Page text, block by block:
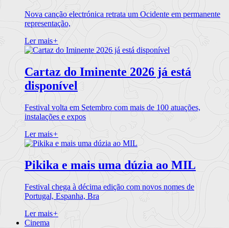
Nova canção electrónica retrata um Ocidente em permanente
representação,
Ler mais+
Cartaz do Iminente 2026 já está
disponível
Festival volta em Setembro com mais de 100 atuações,
instalações e expos
Ler mais+
Pikika e mais uma dúzia ao MIL
Festival chega à décima edição com novos nomes de
Portugal, Espanha, Bra
Ler mais+
Cinema